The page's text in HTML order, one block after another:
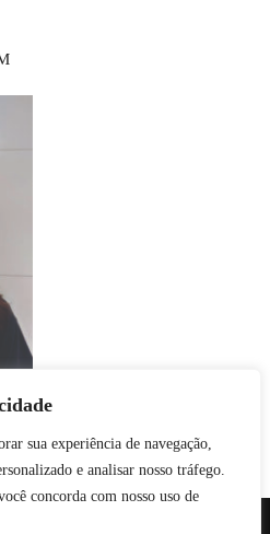
sua experiência de navegação,
e analisar nosso tráfego.
concorda com nosso uso de